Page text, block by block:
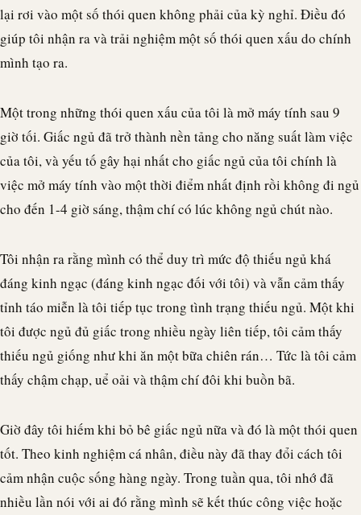
lại rơi vào một số thói quen không phải của kỳ nghỉ. Điều đó
giúp tôi nhận ra và trải nghiệm một số thói quen xấu do chính
mình tạo ra.
Một trong những thói quen xấu của tôi là mở máy tính sau 9
giờ tối. Giấc ngủ đã trở thành nền tảng cho năng suất làm việc
của tôi, và yếu tố gây hại nhất cho giấc ngủ của tôi chính là
việc mở máy tính vào một thời điểm nhất định rồi không đi ngủ
cho đến 1-4 giờ sáng, thậm chí có lúc không ngủ chút nào.
Tôi nhận ra rằng mình có thể duy trì mức độ thiếu ngủ khá
đáng kinh ngạc (đáng kinh ngạc đối với tôi) và vẫn cảm thấy
tỉnh táo miễn là tôi tiếp tục trong tình trạng thiếu ngủ. Một khi
tôi được ngủ đủ giấc trong nhiều ngày liên tiếp, tôi cảm thấy
thiếu ngủ giống như khi ăn một bữa chiên rán… Tức là tôi cảm
thấy chậm chạp, uể oải và thậm chí đôi khi buồn bã.
Giờ đây tôi hiếm khi bỏ bê giấc ngủ nữa và đó là một thói quen
tốt. Theo kinh nghiệm cá nhân, điều này đã thay đổi cách tôi
cảm nhận cuộc sống hàng ngày. Trong tuần qua, tôi nhớ đã
nhiều lần nói với ai đó rằng mình sẽ kết thúc công việc hoặc